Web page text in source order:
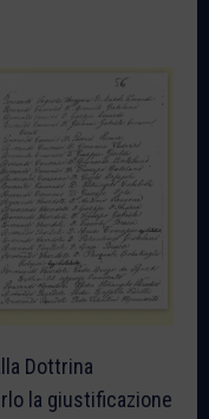
Dottrina
la giustificazione